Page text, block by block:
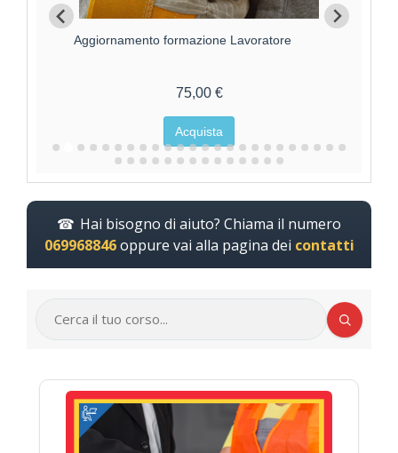
Aggiornamento formazione Lavoratore
75,00 €
Acquista
Hai bisogno di aiuto? Chiama il numero
069968846oppure vai alla pagina dei contatti